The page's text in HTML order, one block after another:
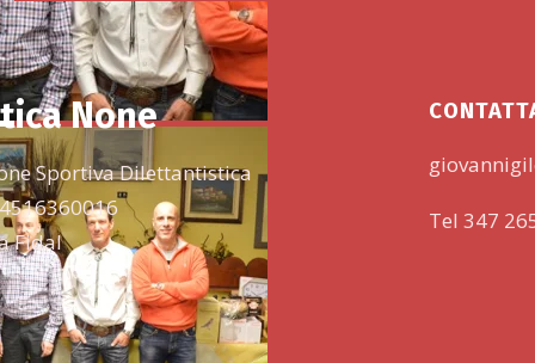
None
Sportiva Dilettantistica
Fidal
Tel 347